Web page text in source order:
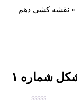
» نقشه کشی دهم